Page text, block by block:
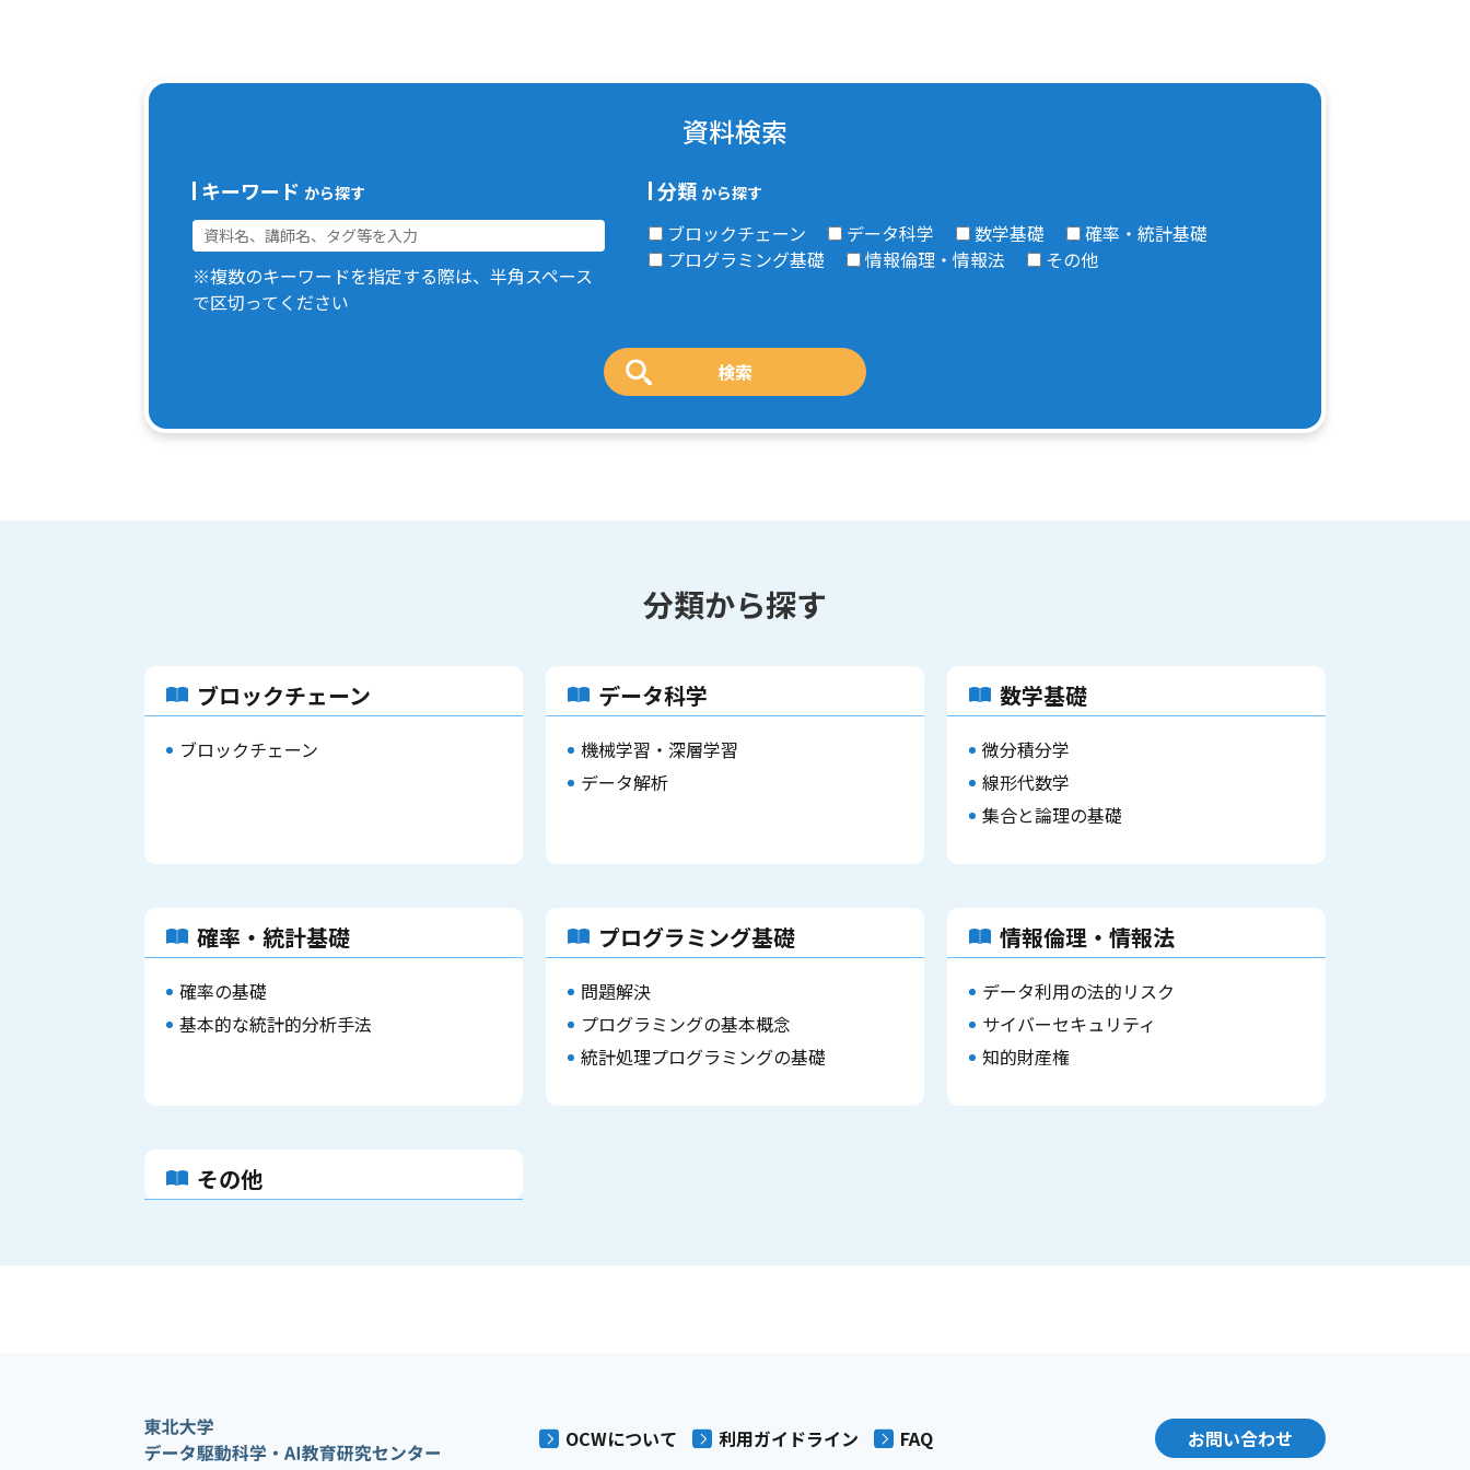
資料検索
キーワード から探す
※複数のキーワードを指定する際は、半角スペース
で区切ってください
分類 から探す
ブロックチェーン データ科学 数学基礎
確率・統計基礎
プログラミング基礎
情報倫理・情報法 その他
分類から探す
ブロックチェーン
ブロックチェーン
データ科学
機械学習・深層学習
データ解析
数学基礎
微分積分学
線形代数学
集合と論理の基礎
確率・統計基礎
確率の基礎
基本的な統計的分析手法
プログラミング基礎
問題解決
プログラミングの基本概念
統計処理プログラミングの基礎
情報倫理・情報法
データ利用の法的リスク
サイバーセキュリティ
知的財産権
その他
OCWについて 利用ガイドライン FAQ お問い合わせ